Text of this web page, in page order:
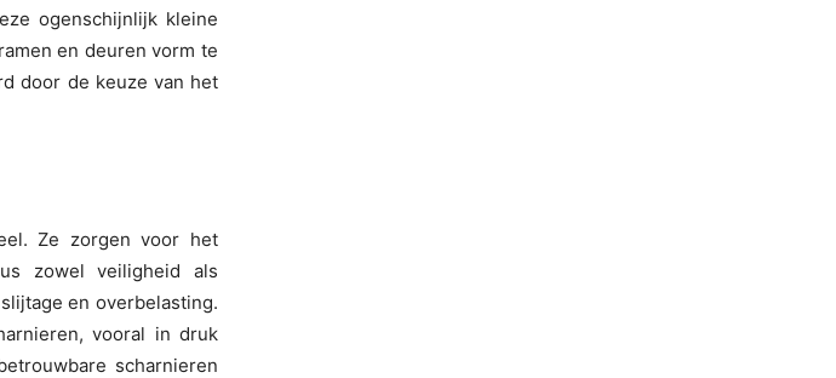
ogenschijnlijk kleine
en deuren vorm te
door de keuze van het
Ze zorgen voor het
zowel veiligheid als
en overbelasting.
vooral in druk
scharnieren